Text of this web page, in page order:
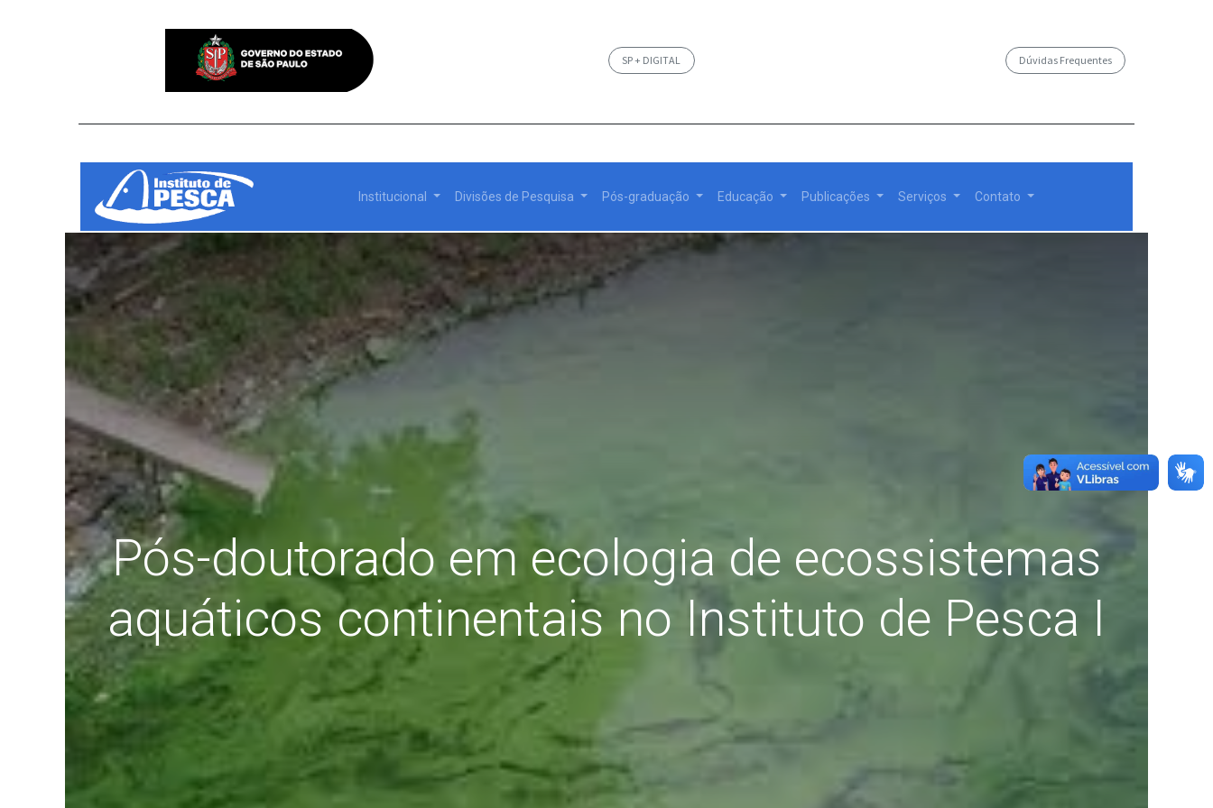
SP + DIGITAL Dúvidas Frequentes
Institucional Divisões de Pesquisa Pós-graduação Educação Publicações Serviços Contato
Pós-doutorado em ecologia de ecossistemas
aquáticos continentais no Instituto de Pesca I